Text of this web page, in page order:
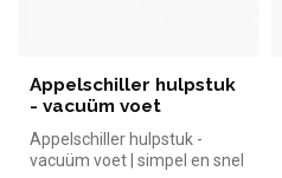
Appelschiller hulpstuk
- vacuüm voet
Appelschiller hulpstuk -
vacuüm voet | simpel en snel